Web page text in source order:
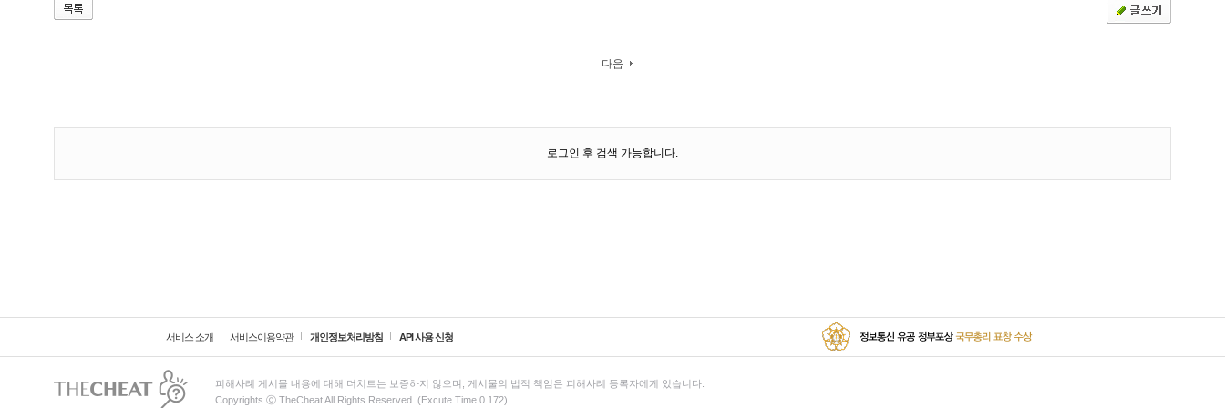
다음
로그인 후 검색 가능합니다.
서비스 소개 서비스이용약관 개인정보처리방침 API 사용 신청
피해사례 게시물 내용에 대해 더치트는 보증하지 않으며, 게시물의 법적 책임은 피해사례 등록자에게 있습니다.
Copyrights ⓒ TheCheat All Rights Reserved. (Excute Time 0.172)